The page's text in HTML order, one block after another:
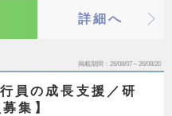
詳細へ
掲載期間 26/08/07～26/08/20
員の成長支援／研
集】